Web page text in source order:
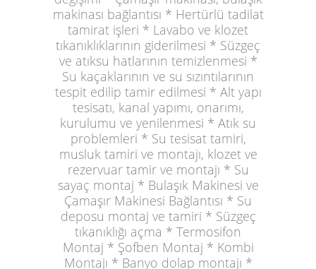
makinası bağlantısı * Hertürlü tadilat
tamirat işleri * Lavabo ve klozet
tıkanıklıklarının giderilmesi * Süzgeç
ve atıksu hatlarının temizlenmesi *
Su kaçaklarının ve su sızıntılarının
tespit edilip tamir edilmesi * Alt yapı
tesisatı, kanal yapımı, onarımı,
kurulumu ve yenilenmesi * Atık su
problemleri * Su tesisat tamiri,
musluk tamiri ve montajı, klozet ve
rezervuar tamir ve montajı * Su
sayaç montaj * Bulaşık Makinesi ve
Çamaşır Makinesi Bağlantısı * Su
deposu montaj ve tamiri * Süzgeç
tıkanıklığı açma * Termosifon
Montaj * Şofben Montaj * Kombi
Montajı * Banyo dolap montajı *